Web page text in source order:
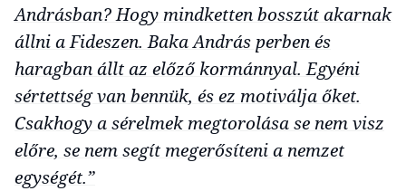
Andrásban? Hogy mindketten bosszút akarnak
állni a Fideszen. Baka András perben és
haragban állt az előző kormánnyal. Egyéni
sértettség van bennük, és ez motiválja őket.
Csakhogy a sérelmek megtorolása se nem visz
előre, se nem segít megerősíteni a nemzet
egységét.”